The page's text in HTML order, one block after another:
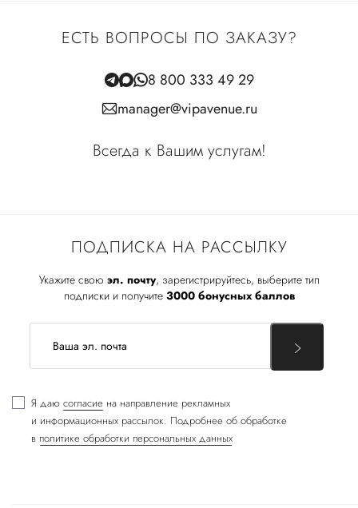
ПОДПИСКА НА РАССЫЛКУ
Укажите свою эл. почту, зарегистрируйтесь, выберите тип
подписки и получите 3000 бонусных баллов
Я даю согласие на направление рекламных
и информационных рассылок. Подробнее об обработке
в политике обработки персональных данных
ЕСТЬ ВОПРОСЫ ПО ЗАКАЗУ?
8 800 333 49 29
manager@vipavenue.ru
Всегда к Вашим услугам!